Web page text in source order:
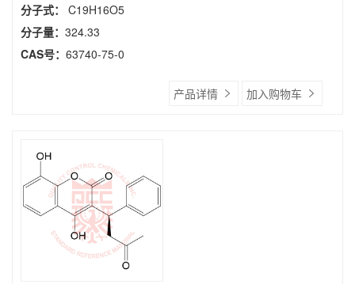
分子式： C19H16O5
分子量： 324.33
CAS号： 63740-75-0
产品详情 加入购物车